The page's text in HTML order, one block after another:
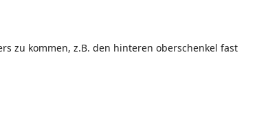
zu kommen, z.B. den hinteren oberschenkel fast